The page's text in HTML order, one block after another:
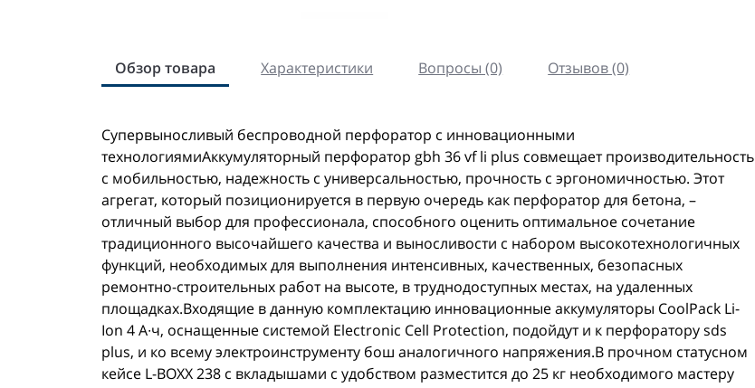
Обзор товара Характеристики Вопросы (0) Отзывов (0)
Супервыносливый беспроводной перфоратор с инновационными
технологиямиАккумуляторный перфоратор gbh 36 vf li plus совмещает производительность
с мобильностью, надежность с универсальностью, прочность с эргономичностью. Этот
агрегат, который позиционируется в первую очередь как перфоратор для бетона, –
отличный выбор для профессионала, способного оценить оптимальное сочетание
традиционного высочайшего качества и выносливости с набором высокотехнологичных
функций, необходимых для выполнения интенсивных, качественных, безопасных
ремонтно-строительных работ на высоте, в труднодоступных местах, на удаленных
площадках.Входящие в данную комплектацию инновационные аккумуляторы CoolPack Li-
Ion 4 А∙ч, оснащенные системой Electronic Cell Protection, подойдут и к перфоратору sds
plus, и ко всему электроинструменту бош аналогичного напряжения.В прочном статусном
кейсе L-BOXX 238 с вкладышами с удобством разместится до 25 кг необходимого мастеру